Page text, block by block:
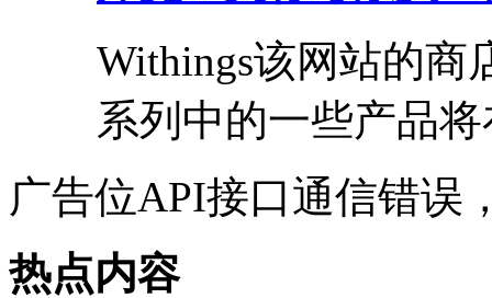
Withings该网站的商
系列中的一些产品
广告位API接口通信错误
热点内容